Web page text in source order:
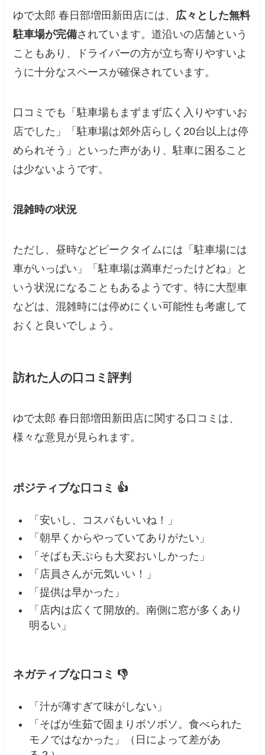
ゆで太郎 春日部増田新田店には、 広々とした無料
駐車場が完備されています。道沿いの店舗という
こともあり、ドライバーの方が立ち寄りやすいよ
うに十分なスペースが確保されています。
口コミでも「駐車場もまずまず広く入りやすいお
店でした」「駐車場は郊外店らしく20台以上は停
められそう」といった声があり、駐車に困ること
は少ないようです。
混雑時の状況
ただし、昼時などピークタイムには「駐車場には
車がいっぱい」「駐車場は満車だったけどね」と
いう状況になることもあるようです。特に大型車
などは、混雑時には停めにくい可能性も考慮して
おくと良いでしょう。
訪れた人の口コミ評判
ゆで太郎 春日部増田新田店に関する口コミは、
様々な意見が見られます。
ポジティブな口コミ 👍
「安いし、コスパもいいね！」
「朝早くからやっていてありがたい」
「そばも天ぷらも大変おいしかった」
「店員さんが元気いい！」
「提供は早かった」
「店内は広くて開放的。南側に窓が多くあり
明るい」
ネガティブな口コミ 👎
「汁が薄すぎて味がしない」
「そばが生茹で固まりボソボソ。食べられた
モノではなかった」（日によって差があ